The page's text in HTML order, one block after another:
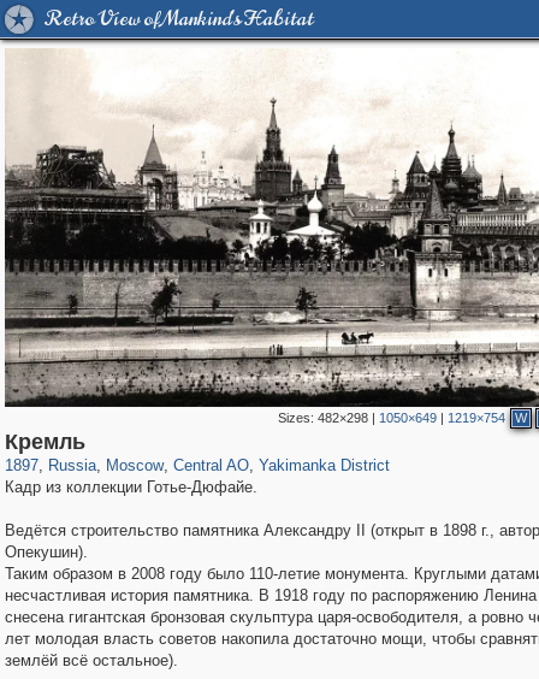
Retro View of Mankind's Habitat
Sizes: 482×298| 1050×649| 1219×754 W
Кремль
1897, Russia, Moscow
319,864
, Central AO, Yakimanka District
Кадр из коллекции Готье-Дюфайе.
Ведётся строительство памятника Александру II (открыт в 1898 г.,
Опекушин).
Таким образом в 2008 году было 110-летие монумента. Круглыми
несчастливая история памятника. В 1918 году по распоряжению
снесена гигантская бронзовая скульптура царя-освободителя, а ровно
лет молодая власть советов накопила достаточно мощи, чтобы
землёй всё остальное).